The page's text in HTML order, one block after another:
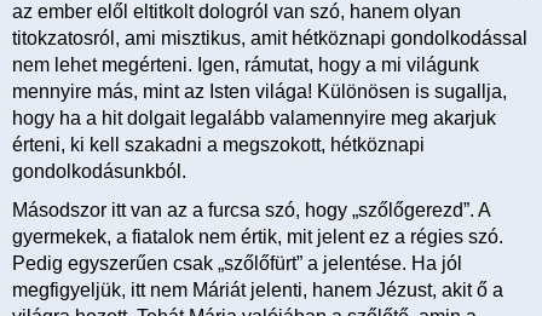
az ember elől eltitkolt dologról van szó, hanem olyan
titokzatosról, ami misztikus, amit hétköznapi gondolkodással
nem lehet megérteni. Igen, rámutat, hogy a mi világunk
mennyire más, mint az Isten világa! Különösen is sugallja,
hogy ha a hit dolgait legalább valamennyire meg akarjuk
érteni, ki kell szakadni a megszokott, hétköznapi
gondolkodásunkból.
Másodszor itt van az a furcsa szó, hogy „szőlőgerezd”. A
gyermekek, a fiatalok nem értik, mit jelent ez a régies szó.
Pedig egyszerűen csak „szőlőfürt” a jelentése. Ha jól
megfigyeljük, itt nem Máriát jelenti, hanem Jézust, akit ő a